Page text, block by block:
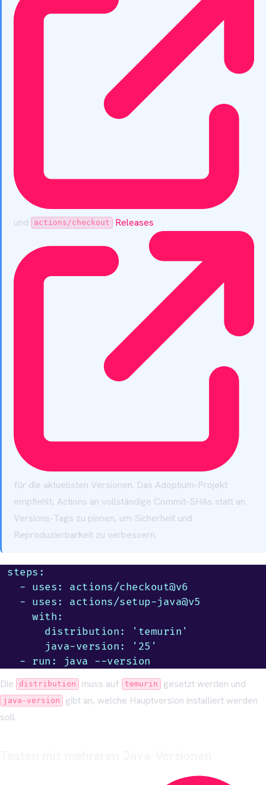
und actions/checkout Releases
für die aktuellsten Versionen. Das Adoptium-Projekt
empfiehlt, Actions an vollständige Commit-SHAs statt an
Versions-Tags zu pinnen, um Sicherheit und
Reproduzierbarkeit zu verbessern.
steps:
  - uses: actions/checkout@v6
  - uses: actions/setup-java@v5
    with:
      distribution: 'temurin'
      java-version: '25'
  - run: java --version
Die
distribution muss auf temurin gesetzt werden und
java-version gibt an, welche Hauptversion installiert werden
soll.